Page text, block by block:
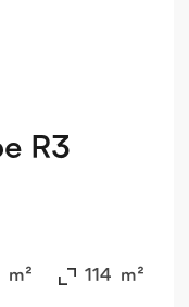
R3
m² 114 m²